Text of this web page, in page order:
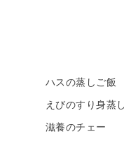
ハスの蒸しご飯
えびのすり身蒸
滋養のチェー